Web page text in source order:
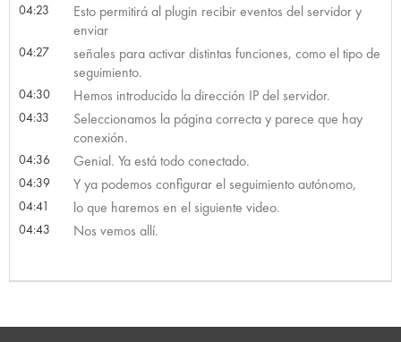
04:23
Esto permitirá al plugin recibir eventos del servidor y
enviar
04:27
señales para activar distintas funciones, como el tipo de
seguimiento.
04:30 Hemos introducido la dirección IP del servidor.
04:33
Seleccionamos la página correcta y parece que hay
conexión.
04:36 Genial. Ya está todo conectado.
04:39 Y ya podemos configurar el seguimiento autónomo,
04:41 lo que haremos en el siguiente video.
04:43 Nos vemos allí.